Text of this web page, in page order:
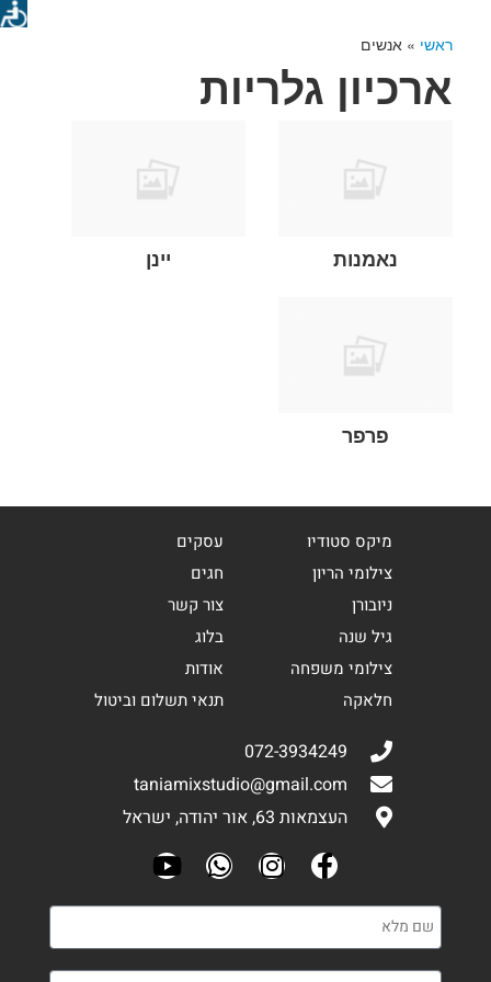
ראשי » אנשים
ארכיון גלריות
נאמנות יינן
פרפר
מיקס סטודיו
צילומי הריון
ניובורן
גיל שנה
צילומי משפחה
חלאקה
עסקים
חגים
צור קשר
בלוג
אודות
תנאי תשלום וביטול
072-3934249
taniamixstudio@gmail.com
העצמאות 63, אור יהודה, ישראל